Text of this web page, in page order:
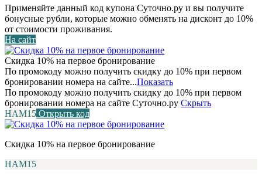
Применяйте данный код купона Суточно.ру и вы получите
бонусные рубли, которые можно обменять на дисконт до 10%
от стоимости проживания.
На сайт
Скидка 10% на первое бронирование
По промокоду можно получить скидку до 10% при первом
бронировании номера на сайте...Показать
По промокоду можно получить скидку до 10% при первом
бронировании номера на сайте Суточно.ру Скрыть
НАМ15 Открыть код
Скидка 10% на первое бронирование
НАМ15